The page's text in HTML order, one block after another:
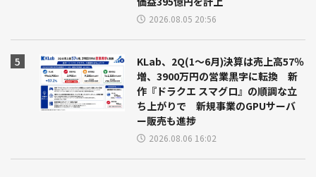
2026.08.05 20:56
KLab、2Q(1～6月)決算は売上高57％
増、3900万円の営業黒字に転換 新
作『ドラクエ スマグロ』の順調な立
ち上がりで 新規事業のGPUサーバ
ー販売も進捗
2026.08.06 16:02